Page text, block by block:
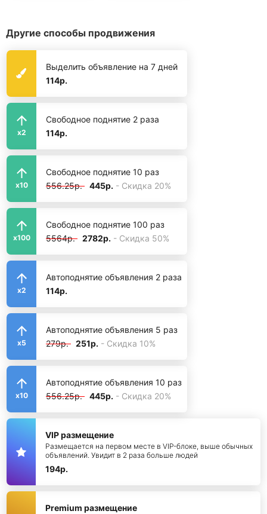
Другие способы продвижения
Выделить объявление на 7 дней
114р.
x2
Свободное поднятие 2 раза
114р.
x10
Свободное поднятие 10 раз
556.25р. 445р. - Скидка 20%
x100
Свободное поднятие 100 раз
5564р. 2782р. - Скидка 50%
x2
Автоподнятие объявления 2 раза
114р.
x5
Автоподнятие объявления 5 раз
279р. 251р. - Скидка 10%
x10
Автоподнятие объявления 10 раз
556.25р. 445р. - Скидка 20%
VIP размещение
Размещается на первом месте в VIP-блоке, выше обычных
объявлений. Увидит в 2 раза больше людей
194р.
Premium размещение